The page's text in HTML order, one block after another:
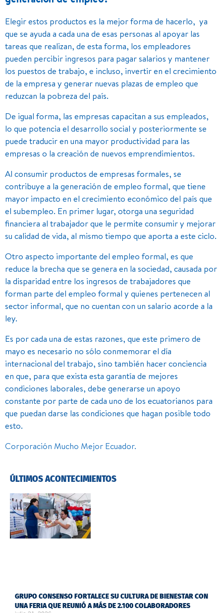
Elegir estos productos es la mejor forma de hacerlo, ya
que se ayuda a cada una de esas personas al apoyar las
tareas que realizan, de esta forma, los empleadores
pueden percibir ingresos para pagar salarios y mantener
los puestos de trabajo, e incluso, invertir en el crecimiento
de la empresa y generar nuevas plazas de empleo que
reduzcan la pobreza del país.
De igual forma, las empresas capacitan a sus empleados,
lo que potencia el desarrollo social y posteriormente se
puede traducir en una mayor productividad para las
empresas o la creación de nuevos emprendimientos.
Al consumir productos de empresas formales, se
contribuye a la generación de empleo formal, que tiene
mayor impacto en el crecimiento económico del país que
el subempleo. En primer lugar, otorga una seguridad
financiera al trabajador que le permite consumir y mejorar
su calidad de vida, al mismo tiempo que aporta a este ciclo.
Otro aspecto importante del empleo formal, es que
reduce la brecha que se genera en la sociedad, causada por
la disparidad entre los ingresos de trabajadores que
forman parte del empleo formal y quienes pertenecen al
sector informal, que no cuentan con un salario acorde a la
ley.
Es por cada una de estas razones, que este primero de
mayo es necesario no sólo conmemorar el día
internacional del trabajo, sino también hacer conciencia
en que, para que exista esta garantía de mejores
condiciones laborales, debe generarse un apoyo
constante por parte de cada uno de los ecuatorianos para
que puedan darse las condiciones que hagan posible todo
esto.
Corporación Mucho Mejor Ecuador.
ÚLTIMOS ACONTECIMIENTOS
GRUPO CONSENSO FORTALECE SU CULTURA DE BIENESTAR CON
UNA FERIA QUE REUNIÓ A MÁS DE 2.100 COLABORADORES